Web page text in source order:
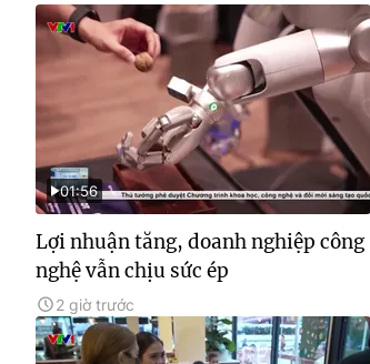
Time
01:56
Lợi nhuận tăng, doanh nghiệp công
nghệ vẫn chịu sức ép
2 giờ trước